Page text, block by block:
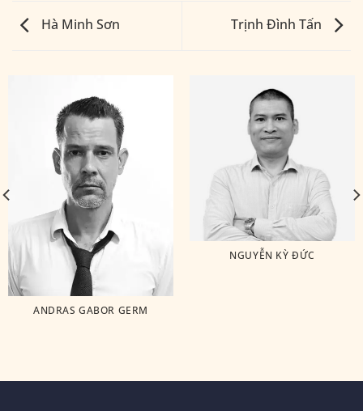
Hà Minh Sơn Trịnh Đình Tấn
ANDRAS GABOR GERM
NGUYỄN KỲ ĐỨC